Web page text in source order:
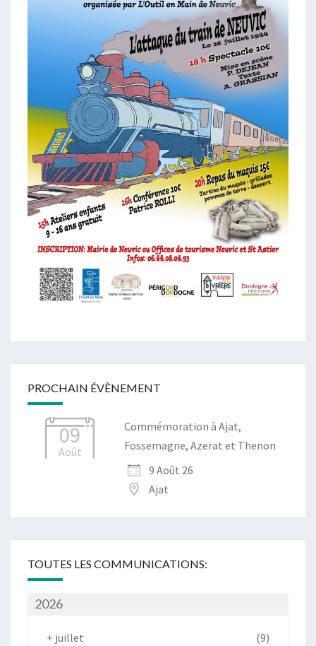
PROCHAIN ÉVÈNEMENT
09
Août
Commémoration à Ajat,
Fossemagne, Azerat et Thenon
9 Août 26
Ajat
TOUTES LES COMMUNICATIONS:
2026
+ juillet (9)